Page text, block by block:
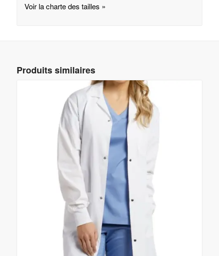
Voir la charte des tailles »
Produits similaires